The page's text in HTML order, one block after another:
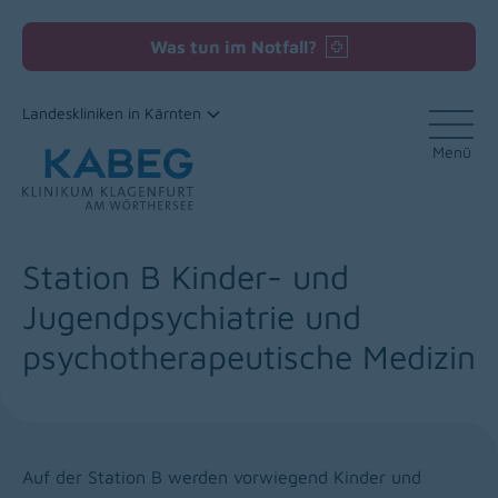
Was tun im Notfall?
Landeskliniken in Kärnten
Menü
Station B Kinder- und
Jugendpsychiatrie und
psychotherapeutische Medizin
Auf der Station B werden vorwiegend Kinder und